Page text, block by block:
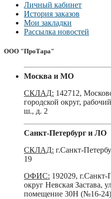
Личный кабинет
История заказов
Мои закладки
Рассылка новостей
ООО "ПроТара"
Москва и МО
СКЛАД: 142712,
городской округ,
ш., д. 2
Санкт-Петербург и ЛО
СКЛАД: г.Санкт-
19
ОФИС: 192029,
округ Невская Застава,
помещение 30Н (№16-